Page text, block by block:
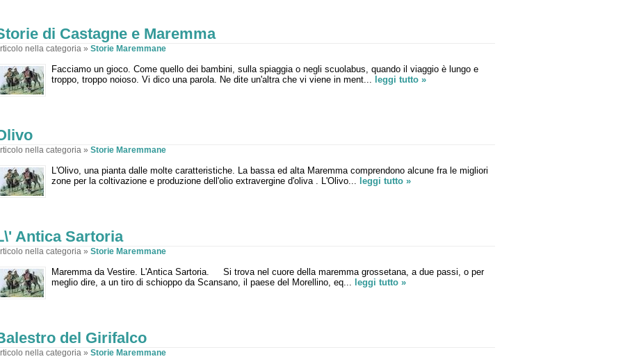
di Castagne e Maremma
nella categoria » Storie Maremmane
Facciamo un gioco. Come quello dei bambini, sulla spiaggia o negli scuolabus, quando il viaggio è lungo e
troppo, troppo noioso. Vi dico una parola. Ne dite un'altra che vi viene in ment... leggi tutto »
nella categoria » Storie Maremmane
L'Olivo, una pianta dalle molte caratteristiche. La bassa ed alta Maremma comprendono alcune fra le migliori
zone per la coltivazione e produzione dell'olio extravergine d'oliva . L'Olivo... leggi tutto »
Antica Sartoria
nella categoria » Storie Maremmane
Maremma da Vestire. L'Antica Sartoria. Si trova nel cuore della maremma grossetana, a due passi, o per
meglio dire, a un tiro di schioppo da Scansano, il paese del Morellino, eq... leggi tutto »
del Girifalco
nella categoria » Storie Maremmane